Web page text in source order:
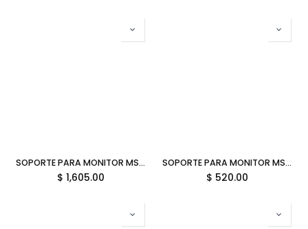
SOPORTE PARA MONITOR MSI 2MONITORES VESA 20KG HASTA 45 PULGADAS BLANCO MAG MT201DW 06M DE GARANTIA
$ 1,605.00
SOPORTE PARA MONITOR MSI 1MONITOR VESA 10KG HASTA 32 PULGADAS MAG MT101G 06M DE GARANTIA
$ 520.00